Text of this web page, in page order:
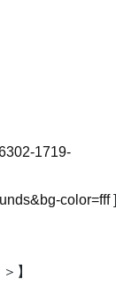
1719-
color=fff]
】